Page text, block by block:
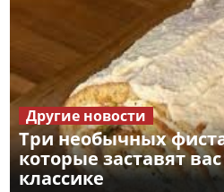
Три необычных
которые заставят
классике
Другие новости